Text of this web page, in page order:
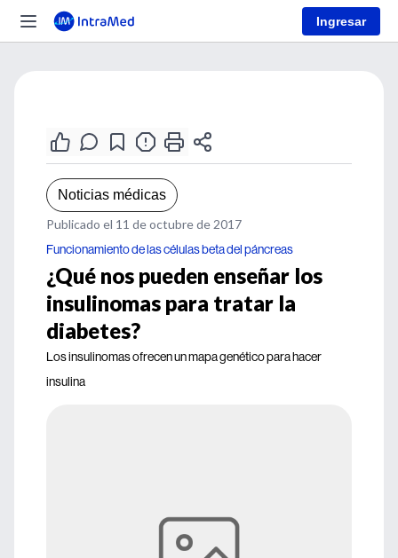
Ingresar
Noticias médicas
Publicado el 11 de octubre de 2017
Funcionamiento de las células beta del páncreas
¿Qué nos pueden enseñar los
insulinomas para tratar la
diabetes?
Los insulinomas ofrecen un mapa genético para hacer
insulina